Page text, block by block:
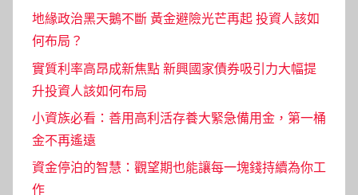
地緣政治黑天鵝不斷 黃金避險光芒再起 投資人該如
何布局？
實質利率高昂成新焦點 新興國家債券吸引力大幅提
升投資人該如何布局
小資族必看：善用高利活存養大緊急備用金，第一桶
金不再遙遠
資金停泊的智慧：觀望期也能讓每一塊錢持續為你工
作